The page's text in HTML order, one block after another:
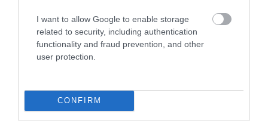
I want to allow Google to enable storage
related to security, including authentication
functionality and fraud prevention, and other
user protection.
CONFIRM
Az Nissan Leaf bement 25.000 USD alá az